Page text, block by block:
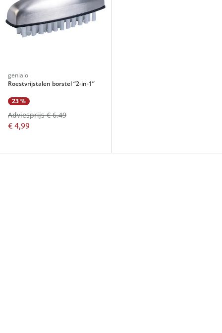
genialo
Roestvrijstalen borstel “2-in-1”
23 %
€ 4,99
Adviesprijs € 6,49